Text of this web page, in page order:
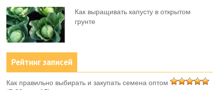
Как выращивать капусту в открытом
грунте
Рейтинг записей
Как правильно выбирать и закупать семена оптом